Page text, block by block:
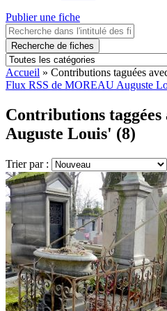
Publier une fiche
Recherche de fiches
Accueil » Contributions taguées
Flux RSS de MOREAU Auguste
Contributions
Auguste Louis' (8)
Trier par :